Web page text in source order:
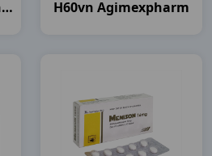
H60vn Agimexpharm